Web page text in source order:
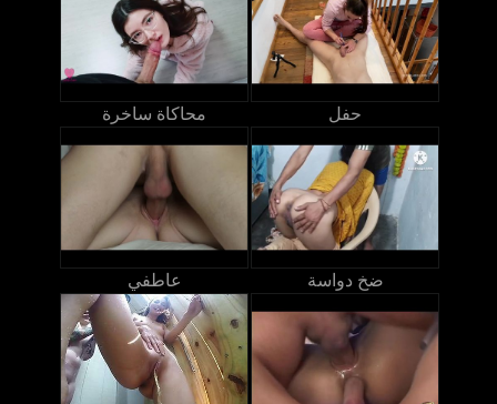
محاكاة ساخرة حفل
عاطفي ضخ دواسة